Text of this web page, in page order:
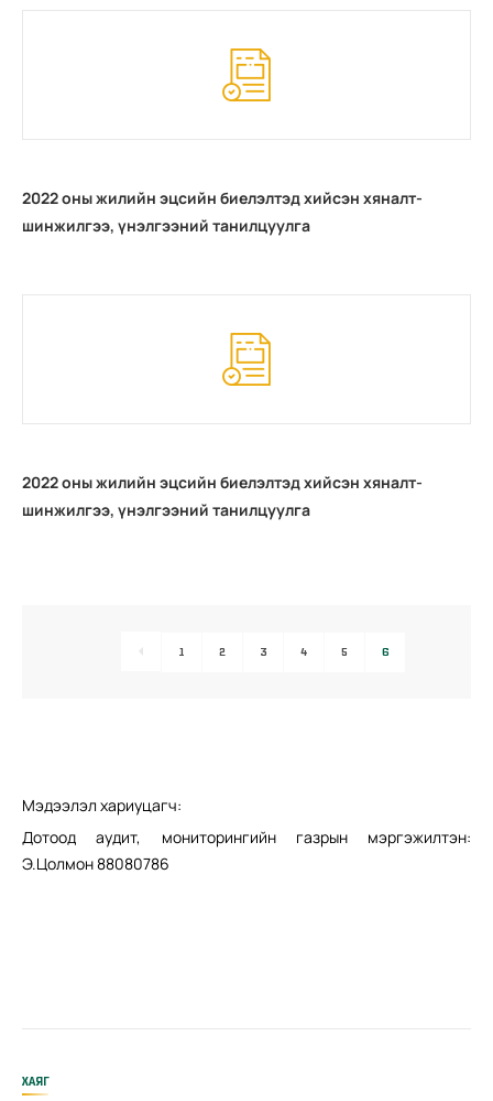
2022 оны жилийн эцсийн биелэлтэд хийсэн хяналт-
шинжилгээ, үнэлгээний танилцуулга
2022 оны жилийн эцсийн биелэлтэд хийсэн хяналт-
шинжилгээ, үнэлгээний танилцуулга
1 2 3 4 5 6
Мэдээлэл хариуцагч:
Дотоод аудит, мониторингийн газрын мэргэжилтэн:
Э.Цолмон 88080786
ХАЯГ